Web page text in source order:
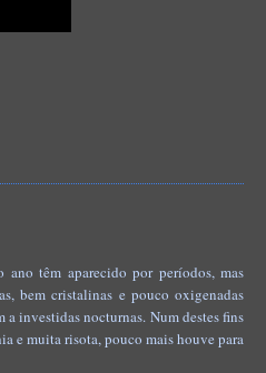
têm aparecido por períodos, mas
bem cristalinas e pouco oxigenadas
investidas nocturnas. Num destes fins
e muita risota, pouco mais houve para